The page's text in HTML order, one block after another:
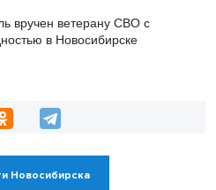
вручен ветерану СВО с
в Новосибирске
Новосибирска